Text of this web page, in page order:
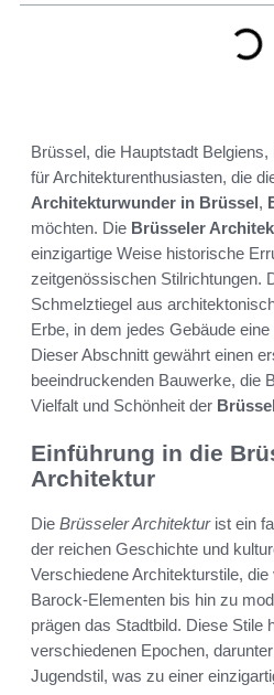
Brüssel, die Hauptstadt
für Architekturenthusiasten, die
Architekturwunder in Brüssel,
möchten. Die Brüsseler
einzigartige Weise historische
zeitgenössischen Stilrichtungen.
Schmelztiegel aus
Erbe, in dem jedes Gebäude
Dieser Abschnitt gewährt einen
beeindruckenden Bauwerke, die
Vielfalt und Schönheit der
Einführung in die
Architektur
Die Brüsseler Architekturist ein
der reichen Geschichte und
Verschiedene Architekturstile,
Barock-Elementen bis hin zu
prägen das Stadtbild. Diese Stile
verschiedenen Epochen,
Jugendstil, was zu einer